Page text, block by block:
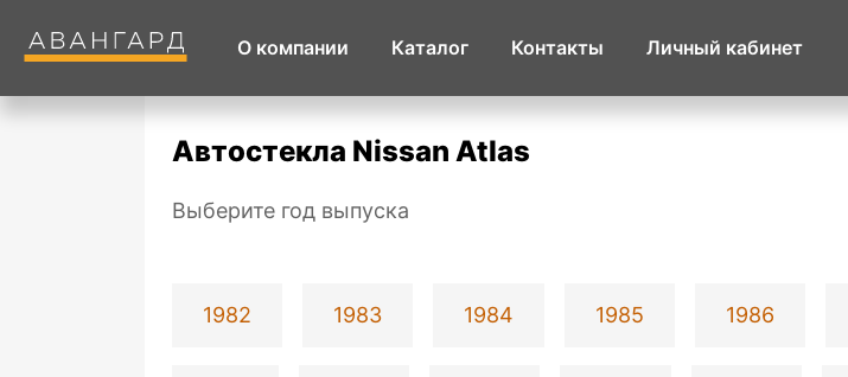
О компании Каталог Контакты Личный кабинет
Автостекла Nissan Atlas
Выберите год выпуска
1982 1983 1984 1985 1986